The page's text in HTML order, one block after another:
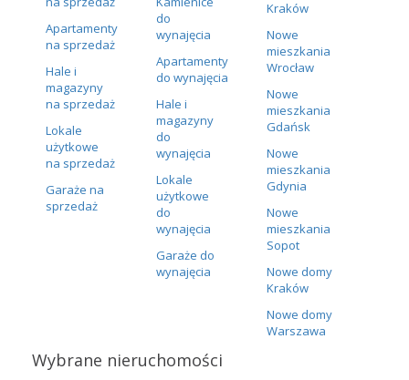
Apartamenty
na sprzedaż
Hale i
magazyny
na sprzedaż
Lokale
użytkowe
na sprzedaż
Garaże na
sprzedaż
do
wynajęcia
Apartamenty
do wynajęcia
Hale i
magazyny
do
wynajęcia
Lokale
użytkowe
do
wynajęcia
Garaże do
wynajęcia
Kraków
Nowe
mieszkania
Wrocław
Nowe
mieszkania
Gdańsk
Nowe
mieszkania
Gdynia
Nowe
mieszkania
Sopot
Nowe domy
Kraków
Nowe domy
Warszawa
Wybrane nieruchomości